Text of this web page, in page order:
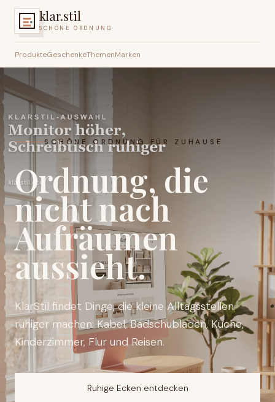
klar.stil
SCHÖNE ORDNUNG
ProdukteGeschenkeThemenMarken
SCHÖNE ORDNUNG FÜR ZUHAUSE
Ordnung, die
nicht nach
Aufräumen
aussieht.
KlarStil findet Dinge, die kleine Alltagsstellen
ruhiger machen: Kabel, Badschubladen, Küche,
Kinderzimmer, Flur und Reisen.
Ruhige Ecken entdecken